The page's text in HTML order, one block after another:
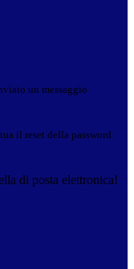
un messaggio
il reset della password
di posta elettronica!